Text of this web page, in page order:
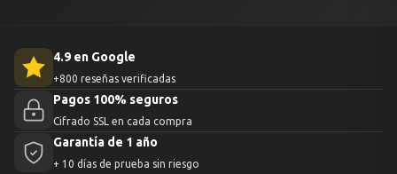
4.9 en Google
+800 reseñas verificadas
Pagos 100% seguros
Cifrado SSL en cada compra
Garantía de 1 año
+ 10 días de prueba sin riesgo